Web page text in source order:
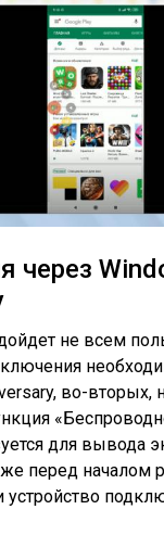
через
не всем
во-вторых,
для вывода
перед началом
устройство